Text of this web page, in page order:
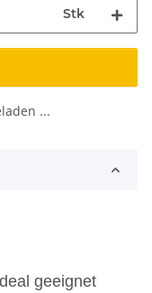
Stk
...
geeignet